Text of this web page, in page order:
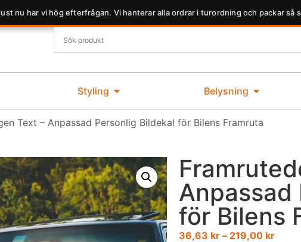
nu har vi hög efterfrågan. Vi hanterar alla ordrar i turordning och packar så
Styling Belysning
Text – Anpassad Personlig Bildekal för Bilens Framruta
Anpassad
för Bilens
36,63 kr – 219,00 kr